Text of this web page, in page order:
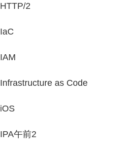
HTTP/2
IaC
IAM
Infrastructure as Code
iOS
IPA午前2